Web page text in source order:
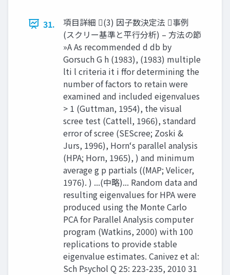
31.
項目詳細 (3) 因子数決定法 事例
(スクリー基準と平行分析) – 方法の節
»A As recommended d db by
Gorsuch G h (1983), (1983) multiple
lti l criteria it i ffor determining the
number of factors to retain were
examined and included eigenvalues
> 1 (Guttman, 1954), the visual
scree test (Cattell, 1966), standard
error of scree (SEScree; Zoski &
Jurs, 1996), Horn‘s parallel analysis
(HPA; Horn, 1965), ) and minimum
average g p partials ((MAP; Velicer,
1976). ) ...(中略)... Random data and
resulting eigenvalues for HPA were
produced using the Monte Carlo
PCA for Parallel Analysis computer
program (Watkins, 2000) with 100
replications to provide stable
eigenvalue estimates. Canivez et al:
Sch Psychol Q 25: 223-235, 2010 31